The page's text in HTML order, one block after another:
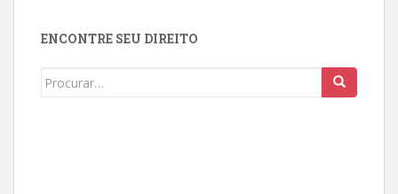
ENCONTRE SEU DIREITO
Buscar: